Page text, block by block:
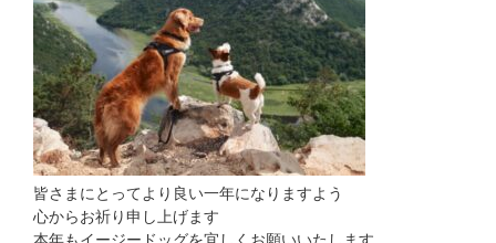
皆さまにとってより良い一年になりますよう
心からお祈り申し上げます